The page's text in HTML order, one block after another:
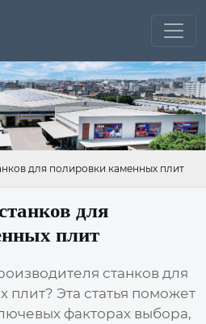
для полировки каменных плит
для
плит
станков для
плит? Эта статья поможет
факторах выбора,